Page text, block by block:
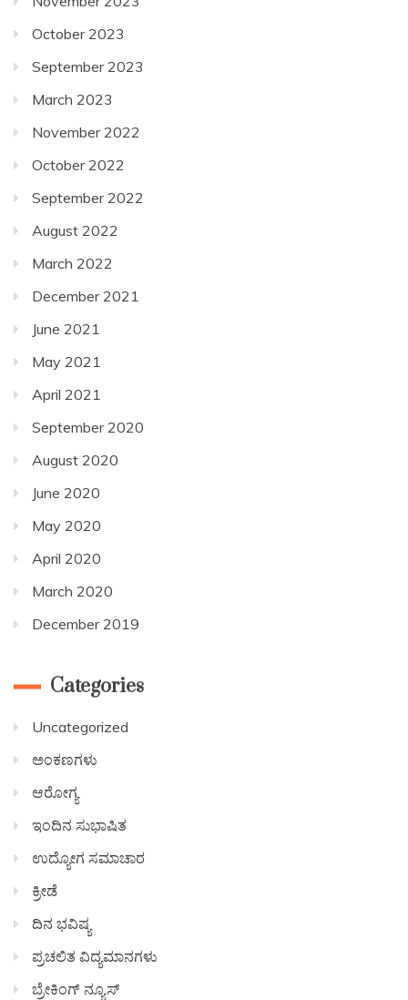
October 2023
September 2023
March 2023
November 2022
October 2022
September 2022
August 2022
March 2022
December 2021
June 2021
May 2021
April 2021
September 2020
August 2020
June 2020
May 2020
April 2020
March 2020
December 2019
Categories
Uncategorized
ಅಂಕಣಗಳು
ಆರೋಗ್ಯ
ಇಂದಿನ ಸುಭಾಷಿತ
ಉದ್ಯೋಗ ಸಮಾಚಾರ
ಕ್ರೀಡೆ
ದಿನ ಭವಿಷ್ಯ
ಪ್ರಚಲಿತ ವಿದ್ಯಮಾನಗಳು
ಬ್ರೇಕಿಂಗ್ ನ್ಯೂಸ್